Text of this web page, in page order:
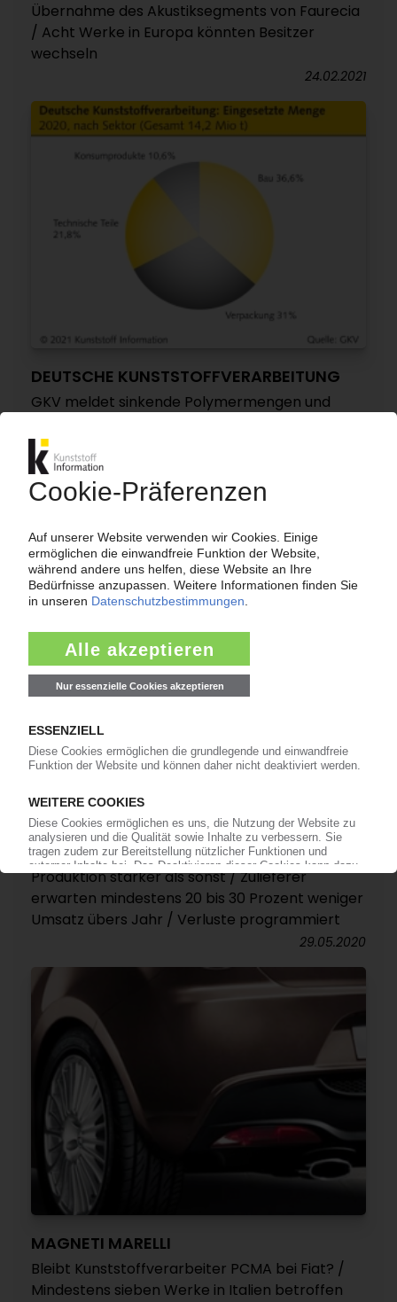
Übernahme des Akustiksegments von Faurecia
/ Acht Werke in Europa könnten Besitzer
wechseln
24.02.2021
DEUTSCHE KUNSTSTOFFVERARBEITUNG
GKV meldet sinkende Polymermengen und
Wandel in der Rohstoffversorgung steht bevor /
Roth: „Rezyklatquoten nicht in
planwirtschaftlicher Manier durchsetzen"
AUTOMOBILPRODUKTION
Bei der Wiederherstellung der Lieferketten
klemmt es noch / Volatile Nachfrage bestimmt
Produktion stärker als sonst / Zulieferer
erwarten mindestens 20 bis 30 Prozent weniger
Umsatz übers Jahr / Verluste programmiert
29.05.2020
MAGNETI MARELLI
Bleibt Kunststoffverarbeiter PCMA bei Fiat? /
Mindestens sieben Werke in Italien betroffen